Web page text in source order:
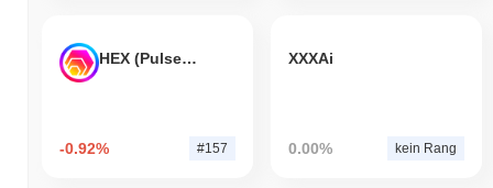
HEX (Pulsechain)
-0.92% #157
XXXAi
0.00% kein Rang